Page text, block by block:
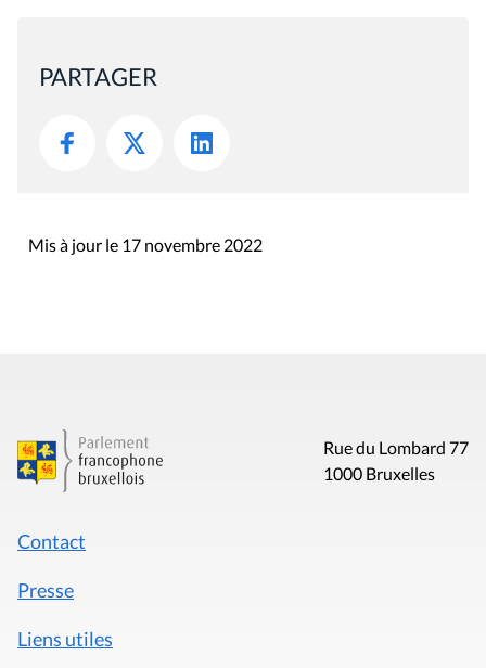
PARTAGER
Mis à jour le 17 novembre 2022
Rue du Lombard 77
1000 Bruxelles
Contact
Presse
Liens utiles